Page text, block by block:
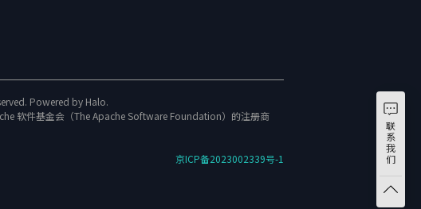
Powered by Halo.
软件基金会（The Apache Software Foundation）的注册商
京ICP备2023002339号-1
联
系
我
们